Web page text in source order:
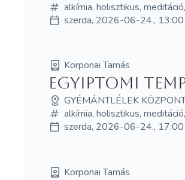
alkímia, holisztikus,
szerda, 2026-06-24.,
Korponai Tamás
Egyiptomi
GYÉMÁNTLÉLEK
alkímia, holisztikus,
szerda, 2026-06-24.,
Korponai Tamás